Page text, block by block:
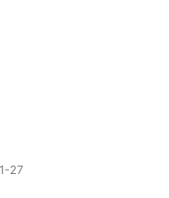
1-27